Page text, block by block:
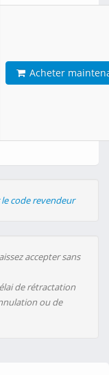
Acheter
code revendeur
accepter sans
de rétractation
ou de